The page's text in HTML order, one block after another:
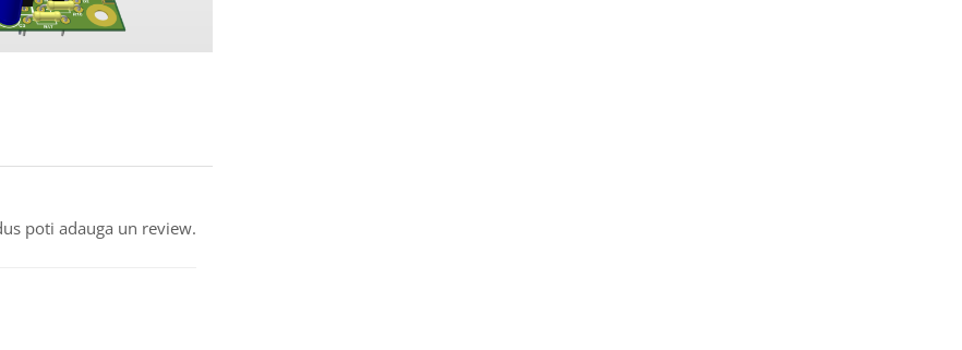
poti adauga un review.